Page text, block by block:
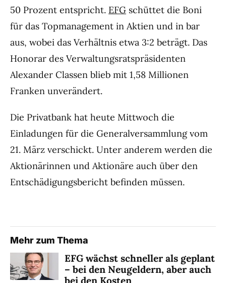
50 Prozent entspricht. EFG schüttet die Boni
für das Topmanagement in Aktien und in bar
aus, wobei das Verhältnis etwa 3:2 beträgt. Das
Honorar des Verwaltungsratspräsidenten
Alexander Classen blieb mit 1,58 Millionen
Franken unverändert.
Die Privatbank hat heute Mittwoch die
Einladungen für die Generalversammlung vom
21. März verschickt. Unter anderem werden die
Aktionärinnen und Aktionäre auch über den
Entschädigungsbericht befinden müssen.
Mehr zum Thema
EFG wächst schneller als geplant
– bei den Neugeldern, aber auch
bei den Kosten